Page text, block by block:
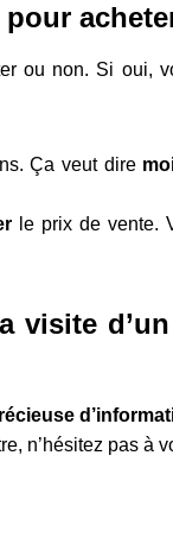
ou non. Si oui,
Ça veut dire
le prix de vente.
visite
n’hésitez pas à